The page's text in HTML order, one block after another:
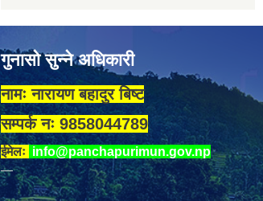
गुनासो सुन्ने अधिकारी
नामः नारायण बहादुर बिष्ट
सम्पर्क नः 9858044789
ईमेलः info@panchapurimun.gov.np